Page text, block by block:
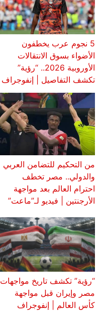
5 نجوم عرب يخطفون
الأضواء بسوق الانتقالات
الأوروبية 2026.. “رؤية”
تكشف التفاصيل | إنفوجراف
من التحكيم للتضامن العربي
والدولي.. مصر تخطف
احترام العالم بعد مواجهة
الأرجنتين | فيديو لـ”ماعت”
“رؤية” تكشف تاريخ مواجهات
مصر وإيران قبل مواجهة
كأس العالم | إنفوجراف